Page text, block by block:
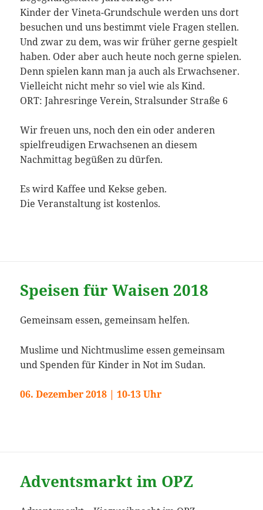
Kinder der Vineta-Grundschule werden uns dort
besuchen und uns bestimmt viele Fragen stellen.
Und zwar zu dem, was wir früher gerne gespielt
haben. Oder aber auch heute noch gerne spielen.
Denn spielen kann man ja auch als Erwachsener.
Vielleicht nicht mehr so viel wie als Kind.
ORT: Jahresringe Verein, Stralsunder Straße 6
Wir freuen uns, noch den ein oder anderen
spielfreudigen Erwachsenen an diesem
Nachmittag begüßen zu dürfen.
Es wird Kaffee und Kekse geben.
Die Veranstaltung ist kostenlos.
Speisen für Waisen 2018
Gemeinsam essen, gemeinsam helfen.
Muslime und Nichtmuslime essen gemeinsam
und Spenden für Kinder in Not im Sudan.
06. Dezember 2018 | 10-13 Uhr
Adventsmarkt im OPZ